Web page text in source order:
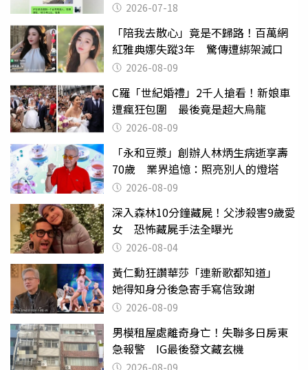
2026-07-18
「陪我去散心」竟是不歸路！百萬網
紅雅典娜失蹤3年 驚傳遭綁架滅口
2026-08-09
C羅「世紀婚禮」2千人搶看！新娘車
遭瘋狂包圍 最後竟是超大烏龍
2026-08-09
「永和豆漿」創辦人林炳生病逝享壽
70歲 業界追憶：照亮別人的燈塔
2026-08-09
深入森林10分鐘藏屍！父涉殺害9歲愛
女 恐怖藏屍手法全曝光
2026-08-04
黃仁勳狂讚華莎「連新歌都知道」
她得知身分後急寄手寫信致謝
2026-08-09
男模租屋處離奇身亡！失聯多日房東
急報警 IG最後發文藏玄機